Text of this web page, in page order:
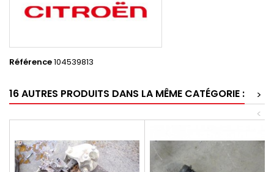
Référence104539813
16 AUTRES PRODUITS DANS LA MÊME CATÉGORIE :
>
<